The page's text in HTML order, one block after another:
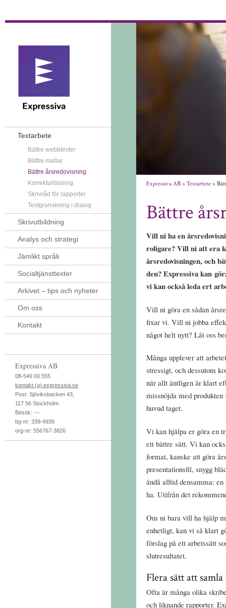
Textarbete
Bättre webbtexter
Bättre mallar
Bättre årsredovisning
Korrekturläsning
Skrivråd för rapporter
Textgranskning i dialog
Skrivutbildning
Analys och strategi
Jämlikt språk
Socialtjänsttexter
Arkivet – tips och nyheter
Om oss
Kontakt
Expressiva AB
08-549 00 555
kontakt (a) expressiva.se
Post: Sjöviksbacken 43
117 56 Stockholm
Besök: ---
bg-nr: 339-4939
org-nr: 556767-3826
Expressiva AB > Textarbete >
Bättre
Vill ni ha en
roligare? Vill ni att era
årsredovisningen, och
den? Expressiva kan
vi kan också leda ert
Vill ni göra en sådan
fixar vi. Vill ni jobba
något helt nytt? Låt oss
Många upplever att
stressigt, och dessutom
när allt äntligen är klart
missnöjda med
huvud taget.
Vi kan hjälpa er göra en
ett bättre sätt. Vi kan
format, kanske att göra
presentationsfil, snygg
ändå alltid densamma:
ha. Utifrån det
Om ni bara vill ha hjälp
enhetligt, kan vi så klart
förslag på ett arbetssätt
slutresultatet.
Flera sätt att
Ofta är många olika
och liknande rapporter.